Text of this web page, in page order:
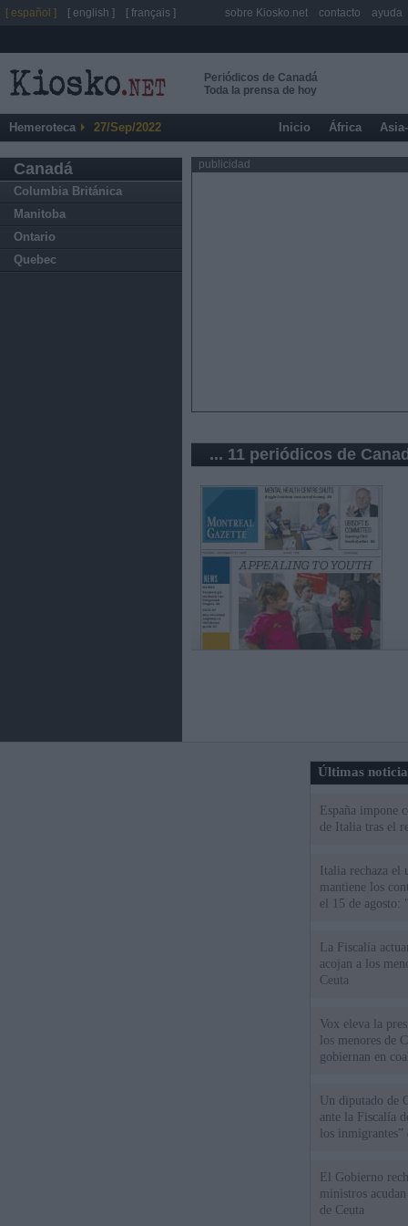
Periódicos de Canadá
Toda la prensa de hoy
Hemeroteca 27/Sep/2022 Inicio África
Canadá
Columbia Británica
Manitoba
Ontario
Quebec
publicidad
... 11 periódicos de
Últimas
España impone
de Italia tras el
Italia rechaza
mantiene los
el 15 de agosto:
La Fiscalía
acojan a los
Ceuta
Vox eleva la
los menores de
gobiernan en
Un diputado de
ante la Fiscalía
los inmigrantes”
El Gobierno
ministros
de Ceuta
[ español ] [ english ] [ français ] sobre Kiosko.net contacto ayuda